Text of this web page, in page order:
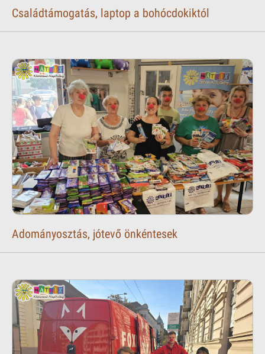
Családtámogatás, laptop a bohócdokiktól
Adományosztás, jótevő önkéntesek